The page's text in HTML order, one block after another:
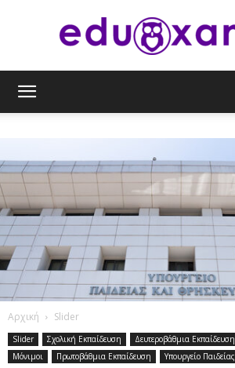
Αρχική Slider
Slider Σχολική Εκπαίδευση Δευτεροβάθμια Εκπαίδευση
Μόνιμοι
Πρωτοβάθμια Εκπαίδευση Υπουργείο Παιδείας